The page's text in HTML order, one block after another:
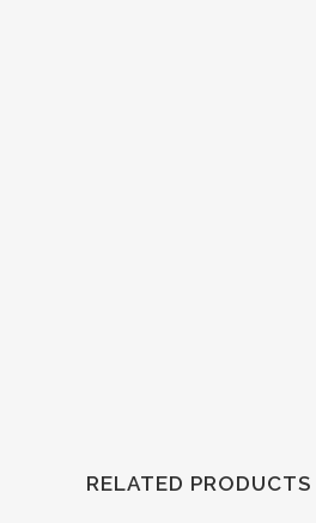
RELATED PRODUCTS